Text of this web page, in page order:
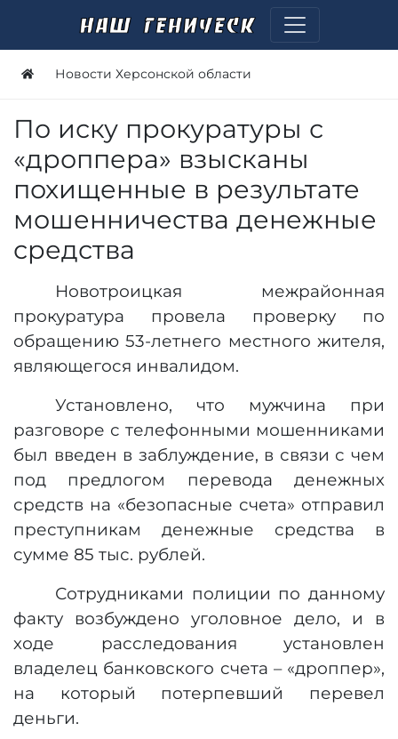
Новости Херсонской области
По иску прокуратуры с
«дроппера» взысканы
похищенные в результате
мошенничества денежные
средства
Новотроицкая межрайонная
прокуратура провела проверку по
обращению 53-летнего местного жителя,
являющегося инвалидом.
Установлено, что мужчина при
разговоре с телефонными мошенниками
был введен в заблуждение, в связи с чем
под предлогом перевода денежных
средств на «безопасные счета» отправил
преступникам денежные средства в
сумме 85 тыс. рублей.
Сотрудниками полиции по данному
факту возбуждено уголовное дело, и в
ходе расследования установлен
владелец банковского счета – «дроппер»,
на который потерпевший перевел
деньги.